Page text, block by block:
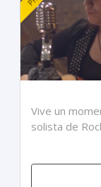
Vive un
solista de